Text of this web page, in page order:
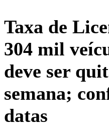
Taxa de
304 mil
deve ser
semana;
datas